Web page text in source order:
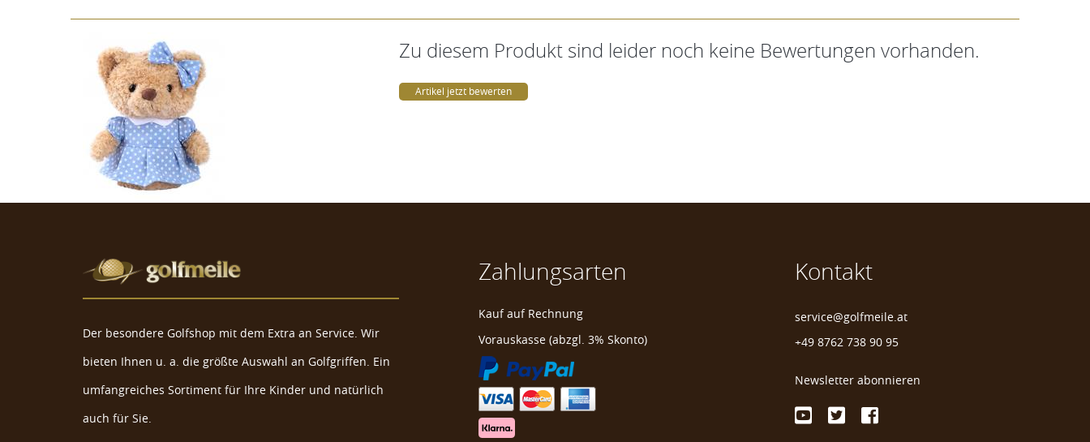
Zu diesem Produkt sind leider noch keine Bewertungen vorhanden.
Artikel jetzt bewerten
Der besondere Golfshop mit dem Extra an Service. Wir
bieten Ihnen u. a. die größte Auswahl an Golfgriffen. Ein
umfangreiches Sortiment für Ihre Kinder und natürlich
auch für Sie.
Zahlungsarten
Kauf auf Rechnung
Vorauskasse (abzgl. 3% Skonto)
Kontakt
service@golfmeile.at
+49 8762 738 90 95
Newsletter abonnieren